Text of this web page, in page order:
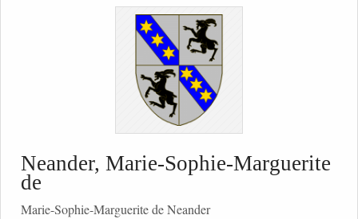
Neander, Marie-Sophie-Marguerite
de
Marie-Sophie-Marguerite de Neander